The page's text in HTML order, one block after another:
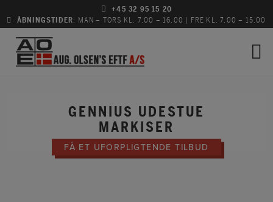
til
indholdet
+45 32 95 15 20
ÅBNINGSTIDER: MAN – TORS KL. 7.00 – 16.00 | FRE KL. 7.00 – 15.00
GENNIUS UDESTUE
MARKISER
FÅ ET UFORPLIGTENDE TILBUD